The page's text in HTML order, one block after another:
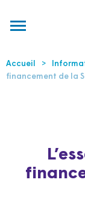
Accueil
financement de la